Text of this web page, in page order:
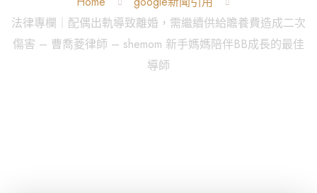
法律專欄｜配偶出軌導致離婚，需繼續供給贍養費造成二次
傷害 – 曹喬菱律師 – shemom 新手媽媽陪伴BB成長的最佳
導師